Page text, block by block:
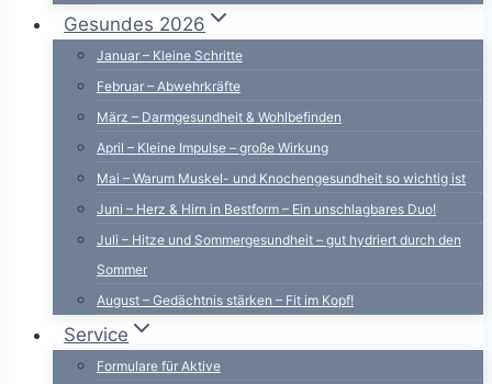
Gesundes 2026
Januar – Kleine Schritte
Februar – Abwehrkräfte
März – Darmgesundheit & Wohlbefinden
April – Kleine Impulse – große Wirkung
Mai – Warum Muskel- und Knochengesundheit so wichtig ist
Juni – Herz & Hirn in Bestform – Ein unschlagbares Duo!
Juli – Hitze und Sommergesundheit – gut hydriert durch den
Sommer
August – Gedächtnis stärken – Fit im Kopf!
Service
Formulare für Aktive